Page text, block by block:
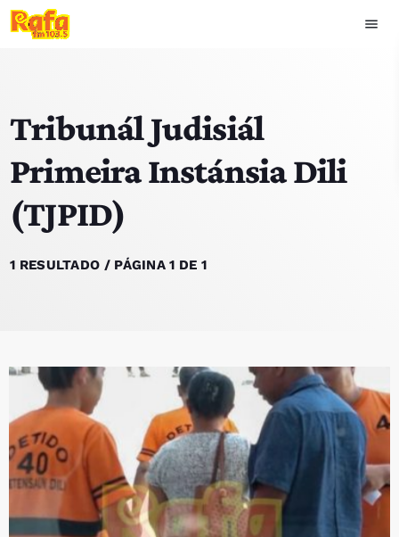
menu
play_arrow OUVIR RAFA
HOME
NOTÍCIAS
PODCASTS
PROGRAMAS
VIDEOS
EVENTOS
Tribunál Judisiál
Primeira Instánsia Dili
(TJPID)
1 RESULTADO / PÁGINA 1 DE 1